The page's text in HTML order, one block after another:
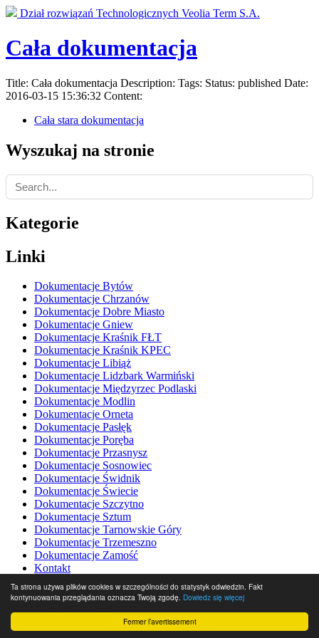
Fermer l’avertissement
Ta strona używa plików cookies w szczególności do statystyk odwiedzin. Fakt
kontynuowania przeglądania oznacza Twoją zgodę. Dowiedz się więcej
Dział rozwiązań Technologicznych Veolia Term S.A.
Cała dokumentacja
Title: Cała dokumentacja Description: Tags: Status: published Date:
2016-03-15 15:36:32 Content:
Cała stara dokumentacja
Wyszukaj na stronie
Search
Kategorie
Linki
Dokumentacje Bytów
Dokumentacje Chrzanów
Dokumentacje Dobre Miasto
Dokumentacje Gniew
Dokumentacje Kraśnik FŁT
Dokumentacje Kraśnik KPEC
Dokumentacje Libiąż
Dokumentacje Lidzbark Warmiński
Dokumentacje Międzyrzec Podlaski
Dokumentacje Modlin
Dokumentacje Orneta
Dokumentacje Pasłęk
Dokumentacje Poręba
Dokumentacje Przasnysz
Dokumentacje Sosnowiec
Dokumentacje Świdnik
Dokumentacje Świecie
Dokumentacje Szczytno
Dokumentacje Sztum
Dokumentacje Tarnowskie Góry
Dokumentacje Trzemeszno
Dokumentacje Zamość
Kontakt
Strona z linkami
Animacja węzła cieplnego Praterm